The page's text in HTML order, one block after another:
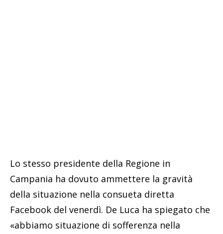
Lo stesso presidente della Regione in
Campania ha dovuto ammettere la gravità
della situazione nella consueta diretta
Facebook del venerdì. De Luca ha spiegato che
«abbiamo situazione di sofferenza nella